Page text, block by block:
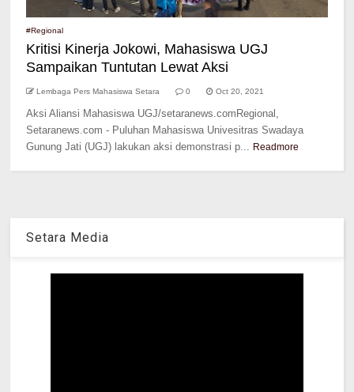
#Regional
Kritisi Kinerja Jokowi, Mahasiswa UGJ
Sampaikan Tuntutan Lewat Aksi
Lembaga Pers Mahasiswa Setara 0 Oct 20, 2021
Aksi Aliansi Mahasiswa UGJ/setaranews.comRegional,
Setaranews.com - Puluhan Mahasiswa Univesitras Swadaya
Gunung Jati (UGJ) lakukan aksi demonstrasi p... Readmore
Setara Media